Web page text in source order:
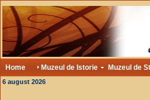
Home Muzeul de Istorie Muzeul de
6 august 2026